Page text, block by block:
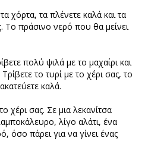
χόρτα, τα πλένετε καλά και τα
Το πράσινο νερό που θα μείνει
πολύ ψιλά με το μαχαίρι και
το τυρί με το χέρι σας, το
καλά.
χέρι σας. Σε μια λεκανίτσα
λίγο αλάτι, ένα
όσο πάρει για να γίνει ένας